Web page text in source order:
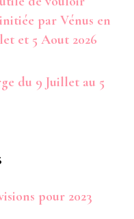
par Vénus en
et 5 Aout 2026
du 9 Juillet au 5
pour 2023